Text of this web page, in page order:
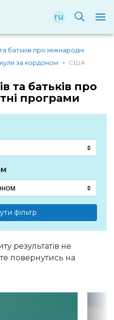
ru
батьків про міжнародні
за кордоном США
та батьків про
програми
фільтр
результатів не
повернутись на